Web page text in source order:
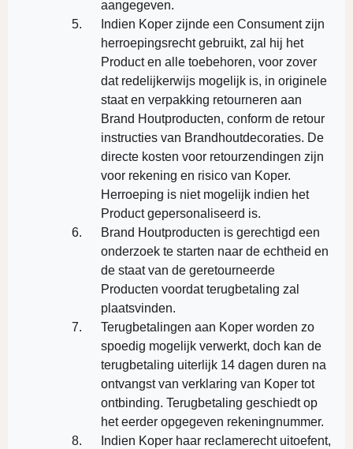
aangegeven.
Indien Koper zijnde een Consument zijn
herroepingsrecht gebruikt, zal hij het
Product en alle toebehoren, voor zover
dat redelijkerwijs mogelijk is, in originele
staat en verpakking retourneren aan
Brand Houtproducten, conform de retour
instructies van Brandhoutdecoraties. De
directe kosten voor retourzendingen zijn
voor rekening en risico van Koper.
Herroeping is niet mogelijk indien het
Product gepersonaliseerd is.
Brand Houtproducten is gerechtigd een
onderzoek te starten naar de echtheid en
de staat van de geretourneerde
Producten voordat terugbetaling zal
plaatsvinden.
Terugbetalingen aan Koper worden zo
spoedig mogelijk verwerkt, doch kan de
terugbetaling uiterlijk 14 dagen duren na
ontvangst van verklaring van Koper tot
ontbinding. Terugbetaling geschiedt op
het eerder opgegeven rekeningnummer.
Indien Koper haar reclamerecht uitoefent,